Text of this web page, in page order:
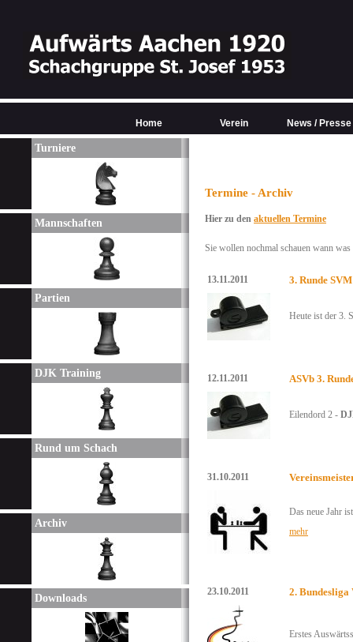
Turniere
Mannschaften
Partien
DJK Training
Rund um Schach
Archiv
Downloads
Termine - Archiv
Hier zu den aktuellen Termine
Sie wollen nochmal schauen wann
13.11.2011 3. Runde
Heute ist der 3.
12.11.2011 ASVb 3.
Eilendord 2 -
31.10.2011
Das neue Jahr
mehr
23.10.2011 2. Bundesliga
Erstes
Home Verein News / Presse